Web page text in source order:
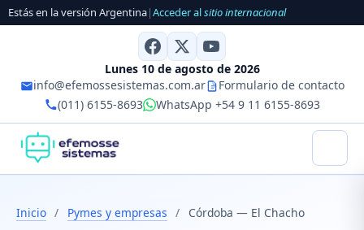
Estás en la versión Argentina|Acceder alsitio internacional
Lunes 10 de agosto de 2026
info@efemossesistemas.com.ar
Formulario de contacto
(011) 6155-8693
WhatsApp +54 9 11 6155-8693
Inicio / Pymes y empresas / Córdoba — El Chacho